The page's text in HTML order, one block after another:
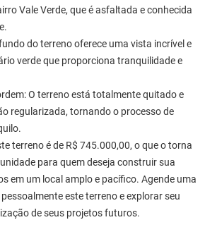
Vale Verde, que é asfaltada e conhecida
do terreno oferece uma vista incrível e
verde que proporciona tranquilidade e
O terreno está totalmente quitado e
regularizada, tornando o processo de
terreno é de R$ 745.000,00, o que o torna
para quem deseja construir sua
em um local amplo e pacífico. Agende uma
este terreno e explorar seu
de seus projetos futuros.